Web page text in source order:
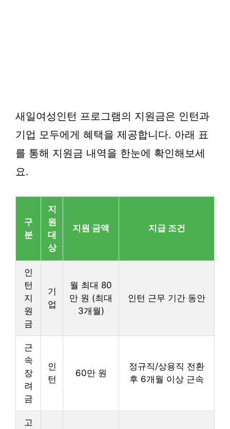
새일여성인턴 프로그램의 지원금은 인턴과
기업 모두에게 혜택을 제공합니다. 아래 표
를 통해 지원금 내역을 한눈에 확인해보세
요.
구
분
지
원
대
상
지원 금액 지급 조건
인
턴
지
원
금
기
업
월 최대 80
만 원 (최대
3개월)
인턴 근무 기간 동안
근
속
장
려
금
인
턴
60만 원
정규직/상용직 전환
후 6개월 이상 근속
고